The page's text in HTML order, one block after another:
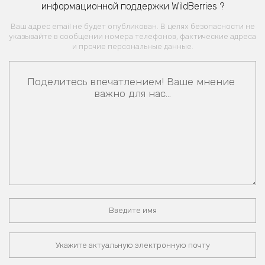
информационной поддержки WildBerries ?
Ваш адрес email не будет опубликован. В целях безопасности не
указывайте в сообщении номера телефонов, фактические адреса
и прочие персональные данные.